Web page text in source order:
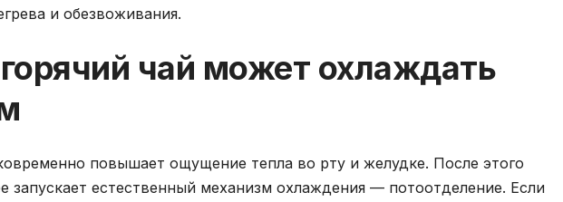
и обезвоживания.
чай может охлаждать
повышает ощущение тепла во рту и желудке. После этого
запускает естественный механизм охлаждения — потоотделение. Если